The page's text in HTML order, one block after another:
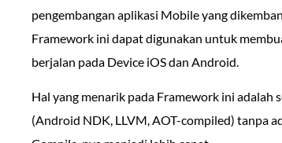
pengembangan aplikasi Mobile yang
Framework ini dapat digunakan untuk
berjalan pada Device iOS dan Android.
Hal yang menarik pada Framework ini adalah
(Android NDK, LLVM, AOT-compiled) tanpa